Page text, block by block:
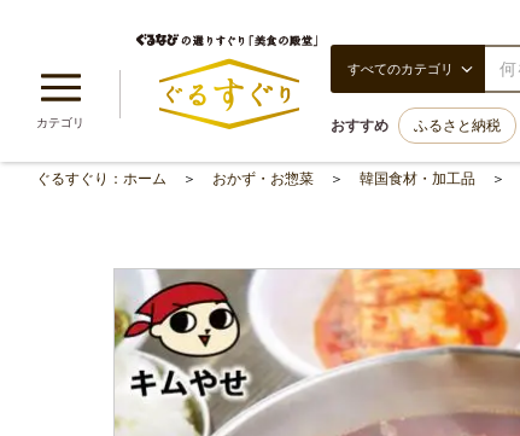
カテゴリ
すべてのカテゴリ
おすすめ ふるさと納税
ぐるすぐり：ホーム おかず・お惣菜 韓国食材・加工品